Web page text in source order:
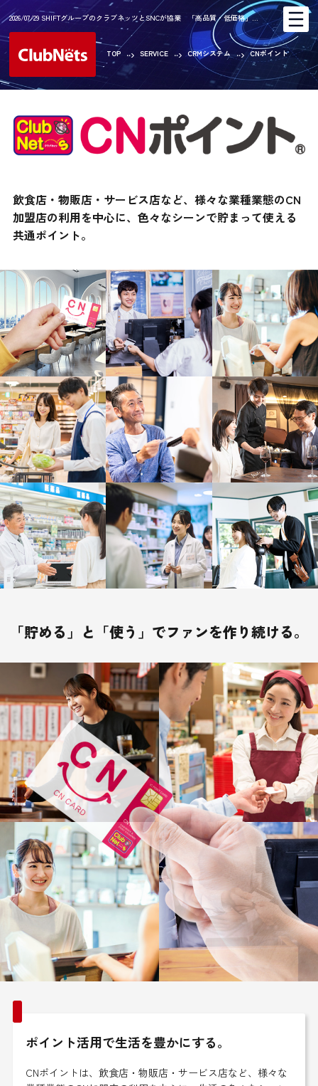
2026/07/15 夏期休業のご案内
TOP SERVICE CRMシステム CNポイント
飲食店・物販店・サービス店など、様々な業種業態のCN
加盟店の利用を中心に、色々なシーンで貯まって使える
共通ポイント。
「貯める」と「使う」でファンを作り続ける。
ポイント活用で生活を豊かにする。
CNポイントは、飲食店・物販店・サービス店など、様々な